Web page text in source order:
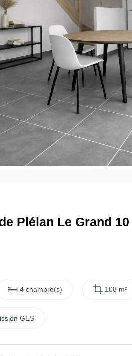
Plélan Le Grand 10
4 chambre(s) 108 m²
GES